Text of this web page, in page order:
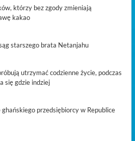
którzy bez zgody zmieniają
kakao
starszego brata Netanjahu
utrzymać codzienne życie, podczas
się gdzie indziej
przedsiębiorcy w Republice